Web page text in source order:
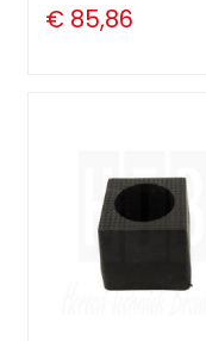
€ 85,86